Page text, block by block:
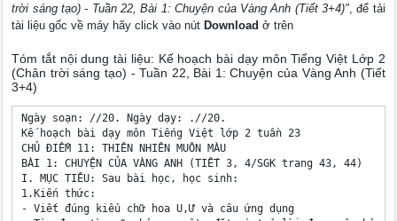
trời sáng tạo) - Tuần 22, Bài 1: Chuyện của Vàng Anh (Tiết 3+4)", để tải
tài liệu gốc về máy hãy click vào nút Download ở trên
Tóm tắt nội dung tài liệu: Kế hoạch bài dạy môn Tiếng Việt Lớp 2
(Chân trời sáng tạo) - Tuần 22, Bài 1: Chuyện của Vàng Anh (Tiết
3+4)
Ngày soạn: //20. Ngày dạy: .//20.
Kế hoạch bài dạy môn Tiếng Việt lớp 2 tuần 23
CHỦ ĐIỂM 11: THIÊN NHIÊN MUÔN MÀU
BÀI 1: CHUYỆN CỦA VÀNG ANH (TIẾT 3, 4/SGK trang 43, 44)
I. MỤC TIÊU: Sau bài học, học sinh:
1.Kiến thức:
- Viết đúng kiểu chữ hoa U,Ư và câu ứng dụng